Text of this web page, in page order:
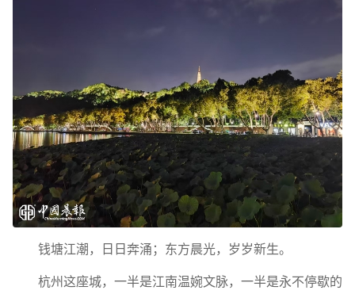
钱塘江潮，日日奔涌；东方晨光，岁岁新生。
杭州这座城，一半是江南温婉文脉，一半是永不停歇的